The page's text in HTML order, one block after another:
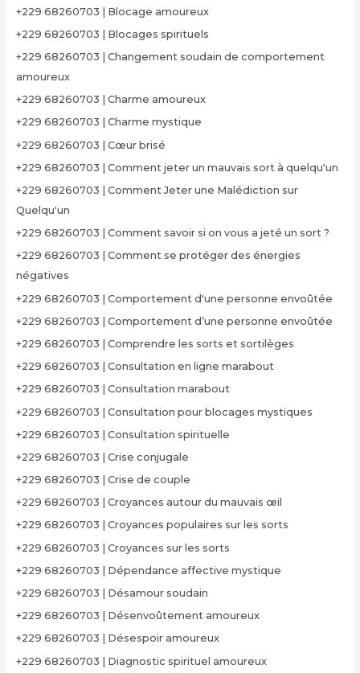
+229 68260703 | Blocage amoureux
+229 68260703 | Blocages spirituels
+229 68260703 | Changement soudain de comportement
amoureux
+229 68260703 | Charme amoureux
+229 68260703 | Charme mystique
+229 68260703 | Cœur brisé
+229 68260703 | Comment jeter un mauvais sort à quelqu'un
+229 68260703 | Comment Jeter une Malédiction sur
Quelqu'un
+229 68260703 | Comment savoir si on vous a jeté un sort ?
+229 68260703 | Comment se protéger des énergies
négatives
+229 68260703 | Comportement d'une personne envoûtée
+229 68260703 | Comportement d’une personne envoûtée
+229 68260703 | Comprendre les sorts et sortilèges
+229 68260703 | Consultation en ligne marabout
+229 68260703 | Consultation marabout
+229 68260703 | Consultation pour blocages mystiques
+229 68260703 | Consultation spirituelle
+229 68260703 | Crise conjugale
+229 68260703 | Crise de couple
+229 68260703 | Croyances autour du mauvais œil
+229 68260703 | Croyances populaires sur les sorts
+229 68260703 | Croyances sur les sorts
+229 68260703 | Dépendance affective mystique
+229 68260703 | Désamour soudain
+229 68260703 | Désenvoûtement amoureux
+229 68260703 | Désespoir amoureux
+229 68260703 | Diagnostic spirituel amoureux